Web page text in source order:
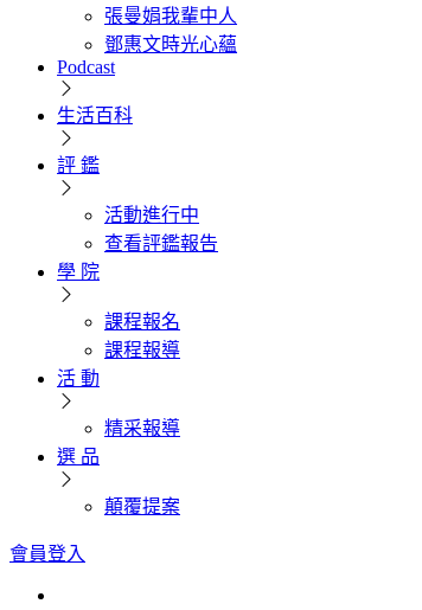
張曼娟我輩中人
鄧惠文時光心蘊
Podcast
生活百科
評 鑑
活動進行中
查看評鑑報告
學 院
課程報名
課程報導
活 動
精采報導
選 品
顛覆提案
會員登入